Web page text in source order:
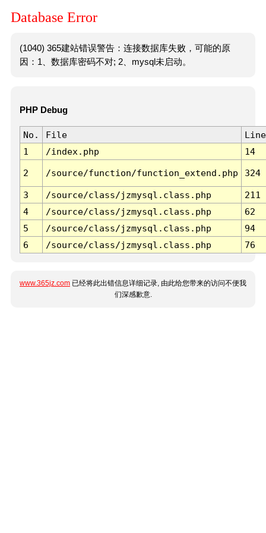
Database Error
(1040) 365建站错误警告：连接数据库失败，可能的原
因：1、数据库密码不对; 2、mysql未启动。
PHP Debug
No. File
Line
1
/index.php 14
2 /source/function/function_extend.php 324
3 /source/class/jzmysql.class.php
211
4
/source/class/jzmysql.class.php
62
5
/source/class/jzmysql.class.php
94
6
/source/class/jzmysql.class.php 76
www.365jz.com 已经将此出错信息详细记录, 由此给您带来的访问不便我
们深感歉意.